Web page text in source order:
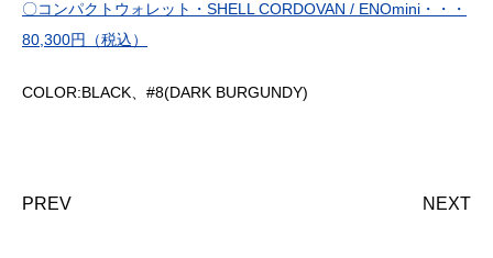
〇コンパクトウォレット・SHELL CORDOVAN / ENOmini・・・
80,300円（税込）
COLOR:BLACK、#8(DARK BURGUNDY)
PREV NEXT